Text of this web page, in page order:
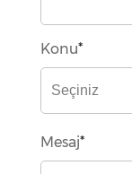
Konu*
Mesaj*